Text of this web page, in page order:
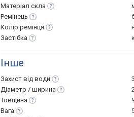
Матеріал скла
Ремінець
Колір ремінця
Застібка
Інше
Захист від води
Діаметр / ширина
Товщина
Вага